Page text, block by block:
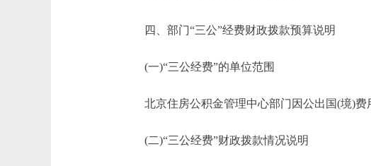
四、部门“三公”经费财政拨款预算说明
(一)“三公经费”的单位范围
北京住房公积金管理中心部门因公出国(境)费
(二)“三公经费”财政拨款情况说明